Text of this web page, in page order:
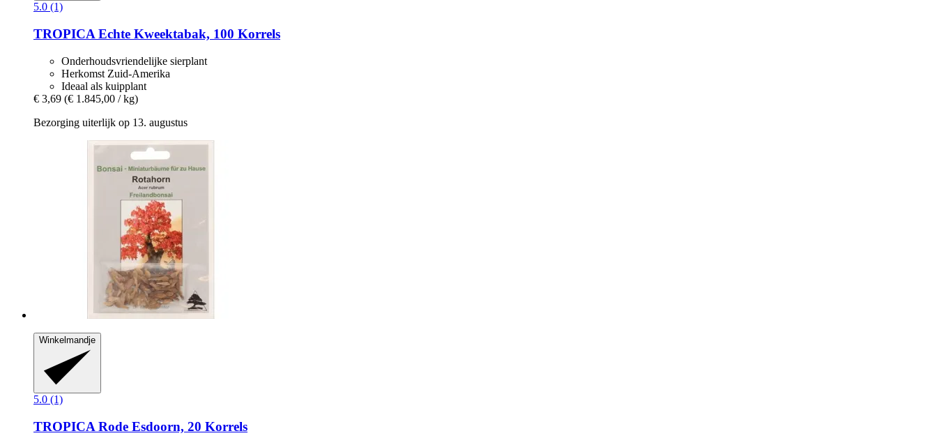
5.0 (1)
TROPICA Echte Kweektabak, 100 Korrels
Onderhoudsvriendelijke sierplant
Herkomst Zuid-Amerika
Ideaal als kuipplant
€ 3,69 (€ 1.845,00 / kg)
Bezorging uiterlijk op 13. augustus
Winkelmandje
5.0 (1)
TROPICA Rode Esdoorn, 20 Korrels